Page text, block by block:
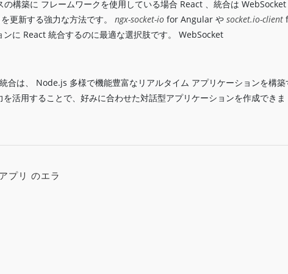
構築に フレームワークを使用している場合 React 、統合は
更新する強力な方法です。 ngx-socket-io for Angular や socket.io-client
に React 統合するのに最適な選択肢です。 WebSocket
合は、 Node.js 多様で機能豊富なリアルタイム アプリケーションを構築
活用することで、好みに合わせた対話型アプリケーションを作成できま
プリ のエラ